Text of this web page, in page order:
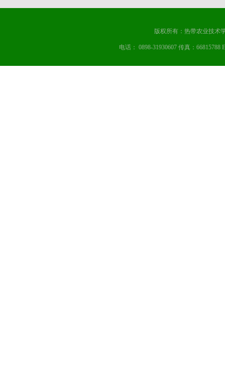
版权所有：热带农业技术
电话： 0898-31930607 传真：